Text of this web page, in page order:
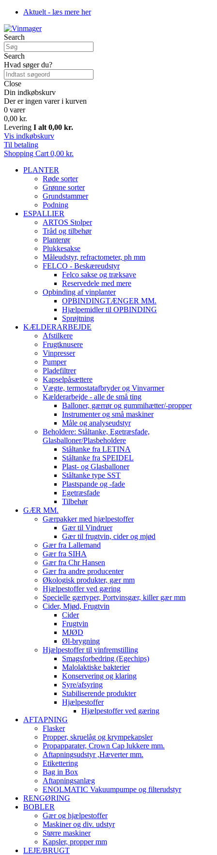
Aktuelt - læs mere her
Search
Search
Hvad søger du?
Close
Din indkøbskurv
Der er ingen varer i kurven
0 varer
0,00 kr.
Levering I alt 0,00 kr.
Vis indkøbskurv
Til betaling
Shopping Cart 0,00 kr.
PLANTER
Røde sorter
Grønne sorter
Grundstammer
Podning
ESPALLIER
ARTOS Stolper
Tråd og tilbehør
Planterør
Plukkesakse
Måleudstyr, refractometer, ph mm
FELCO - Beskæreudstyr
Felco sakse og træksave
Reservedele med mere
Opbinding af vinplanter
OPBINDINGTÆNGER MM.
Hjælpemidler til OPBINDING
Sprøjtning
KÆLDERARBEJDE
Afstilkere
Frugtknusere
Vinpresser
Pumper
Pladefiltrer
Kapselpåsættere
Vægte, termostatafbryder og Vinvarmer
Kælderarbejde - alle de små ting
Balloner, gærrør og gummihætter/-propper
Instrumenter og små maskiner
Måle og analyseudstyr
Beholdere: Ståltanke, Egetræsfade,
Glasballoner/Plasbeholdere
Ståltanke fra LETINA
Ståltanke fra SPEIDEL
Plast- og Glasballoner
Ståltanke type SST
Plastspande og -fade
Egetræsfade
Tilbehør
GÆR MM.
Gærpakker med hjælpestoffer
Gær til Vindruer
Gær til frugtvin, cider og mjød
Gær fra Lallemand
Gær fra SIHA
Gær fra Chr Hansen
Gær fra andre producenter
Økologisk produkter, gær mm
Hjælpestoffer ved gæring
Specielle gærtyper, Portvinsgær, killer gær mm
Cider, Mjød, Frugtvin
Cider
Frugtvin
MJØD
Øl-brygning
Hjælpestoffer til vinfremstilling
Smagsforbedring (Egechips)
Malolaktiske bakterier
Konservering og klaring
Syre/afsyring
Stabiliserende produkter
Hjælpestoffer
Hjælpestoffer ved gæring
AFTAPNING
Flasker
Propper, skruelåg og krympekapsler
Propapparater, Crown Cap lukkere mm.
Aftapningsudstyr ,Hæverter mm.
Etikettering
Bag in Box
Aftapningsanlæg
ENOLMATIC Vakuumpumpe og filterudstyr
RENGØRING
BOBLER
Gær og hjælpestoffer
Maskiner og div. udstyr
Større maskiner
Kapsler, propper mm
LEJE/BRUGT